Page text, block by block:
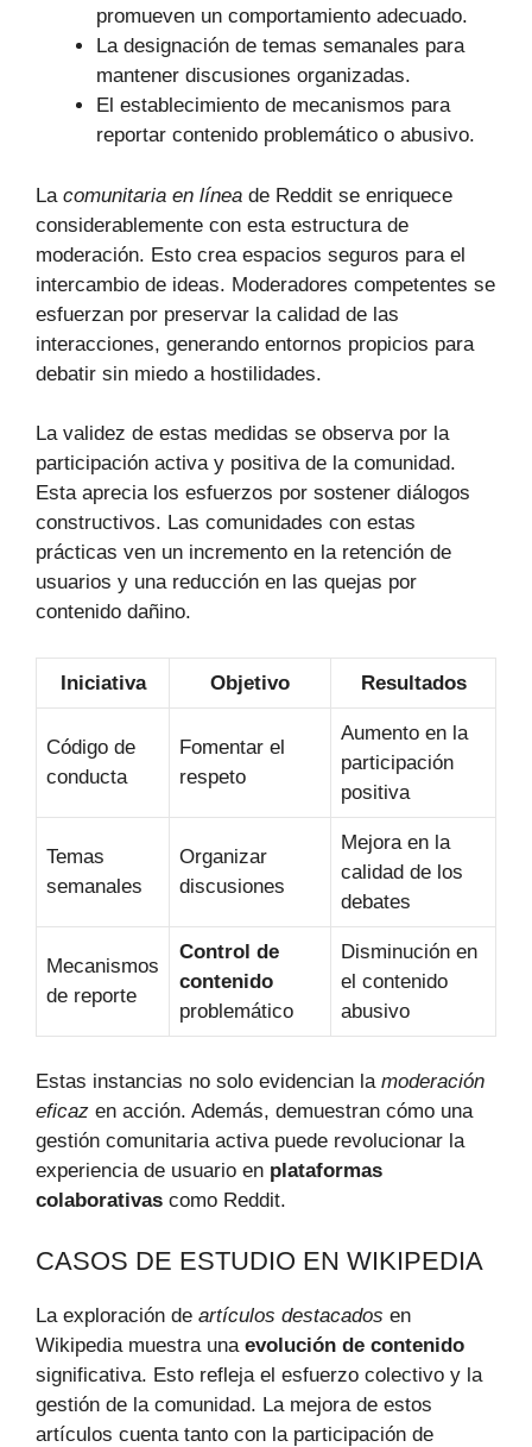
promueven un comportamiento adecuado.
La designación de temas semanales para
mantener discusiones organizadas.
El establecimiento de mecanismos para
reportar contenido problemático o abusivo.
La comunitaria en línea de Reddit se enriquece
considerablemente con esta estructura de
moderación. Esto crea espacios seguros para el
intercambio de ideas. Moderadores competentes se
esfuerzan por preservar la calidad de las
interacciones, generando entornos propicios para
debatir sin miedo a hostilidades.
La validez de estas medidas se observa por la
participación activa y positiva de la comunidad.
Esta aprecia los esfuerzos por sostener diálogos
constructivos. Las comunidades con estas
prácticas ven un incremento en la retención de
usuarios y una reducción en las quejas por
contenido dañino.
Iniciativa Objetivo Resultados
Código de
conducta
Fomentar el
respeto
Aumento en la
participación
positiva
Temas
semanales
Organizar
discusiones
Mejora en la
calidad de los
debates
Mecanismos
de reporte
Control de
contenido
problemático
Disminución en
el contenido
abusivo
Estas instancias no solo evidencian la moderación
eficaz en acción. Además, demuestran cómo una
gestión comunitaria activa puede revolucionar la
experiencia de usuario en plataformas
colaborativas como Reddit.
CASOS DE ESTUDIO EN WIKIPEDIA
La exploración de artículos destacados en
Wikipedia muestra una evolución de contenido
significativa. Esto refleja el esfuerzo colectivo y la
gestión de la comunidad. La mejora de estos
artículos cuenta tanto con la participación de